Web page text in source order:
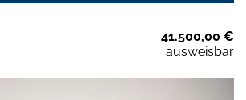
41.500,00 €
ausweisbar